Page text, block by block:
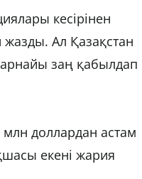
кесірінен
жазды. Ал Қазақстан
арнайы заң қабылдап
доллардан астам
екені жария